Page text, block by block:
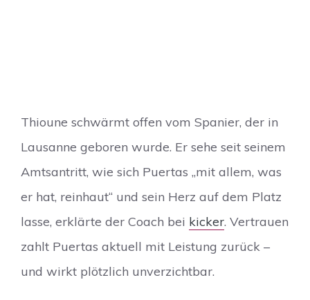
Thioune schwärmt offen vom Spanier, der in
Lausanne geboren wurde. Er sehe seit seinem
Amtsantritt, wie sich Puertas „mit allem, was
er hat, reinhaut“ und sein Herz auf dem Platz
lasse, erklärte der Coach bei kicker. Vertrauen
zahlt Puertas aktuell mit Leistung zurück –
und wirkt plötzlich unverzichtbar.